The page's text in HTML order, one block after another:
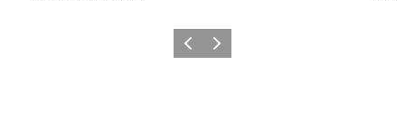
ZurückWeiter